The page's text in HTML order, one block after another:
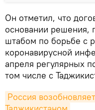
Он отметил, что
основании решения,
штабом по борьбе с
коронавирусной
апреля регулярных
том числе с
Россия